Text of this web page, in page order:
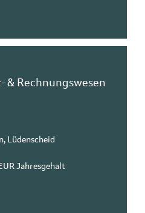
& Rechnungswesen
Lüdenscheid
Jahresgehalt